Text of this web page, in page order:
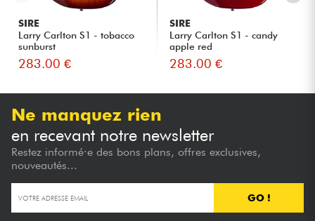
SIRE
Larry Carlton S1 - tobacco
sunburst
283.00 €
SIRE
Larry Carlton S1 - candy
apple red
283.00 €
Ne manquez rien
en recevant notre newsletter
Restez informé·e des bons plans, offres exclusives,
nouveautés...
GO !